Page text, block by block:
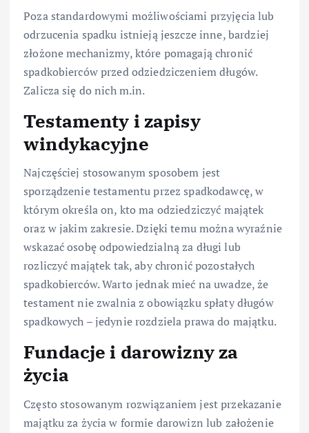
Poza standardowymi możliwościami przyjęcia lub
odrzucenia spadku istnieją jeszcze inne, bardziej
złożone mechanizmy, które pomagają chronić
spadkobierców przed odziedziczeniem długów.
Zalicza się do nich m.in.
Testamenty i zapisy
windykacyjne
Najczęściej stosowanym sposobem jest
sporządzenie testamentu przez spadkodawcę, w
którym określa on, kto ma odziedziczyć majątek
oraz w jakim zakresie. Dzięki temu można wyraźnie
wskazać osobę odpowiedzialną za długi lub
rozliczyć majątek tak, aby chronić pozostałych
spadkobierców. Warto jednak mieć na uwadze, że
testament nie zwalnia z obowiązku spłaty długów
spadkowych – jedynie rozdziela prawa do majątku.
Fundacje i darowizny za
życia
Często stosowanym rozwiązaniem jest przekazanie
majątku za życia w formie darowizn lub założenie